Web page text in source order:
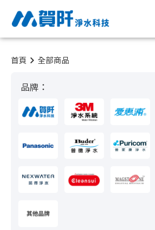
首頁 全部商品
品牌：